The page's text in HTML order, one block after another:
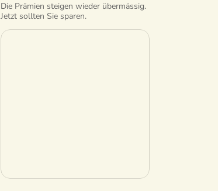
Die Prämien steigen wieder übermässig.
Jetzt sollten Sie sparen.